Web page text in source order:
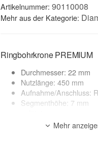
Artikelnummer: 90110008
Mehr aus der Kategorie:
Ringbohrkrone PREMIUM
Durchmesser: 22 mm
Nutzlänge: 450 mm
Aufnahme/Anschluss:
Segmenthöhe: 7 mm
Made in Germany
geeignete Maschinen:
Mehr